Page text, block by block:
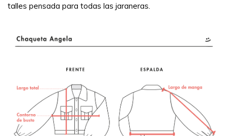
talles pensada para todas las jaraneras.